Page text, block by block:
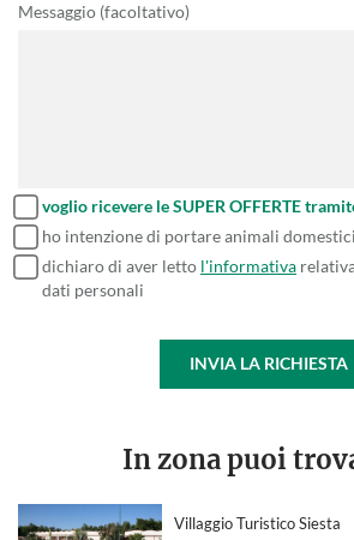
Messaggio (facoltativo)
voglio ricevere le SUPER OFFERTE
ho intenzione di portare animali domestici
dichiaro di aver letto l'informativa
dati personali
INVIA LA RICHIESTA
In zona puoi
Villaggio Turistico Siesta